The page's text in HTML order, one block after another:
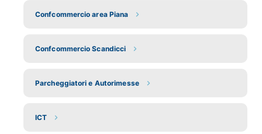
Confcommercio area Piana
Confcommercio Scandicci
Parcheggiatori e Autorimesse
ICT